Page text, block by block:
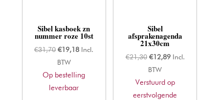
Sibel kasboek zn
nummer roze 10st
€31,70 Oorspronkelijke
prijs
was:
€31,70.
€19,18Huidige
is:
Incl.
BTW
Op bestelling
leverbaar
Sibel
afsprakenagenda
21x30cm
€21,30 Oorspronkelijke
prijs
was:
€21,30.
€12,89Huidige
is:
€12,89.
Incl.
BTW
Verstuurd op
eerstvolgende